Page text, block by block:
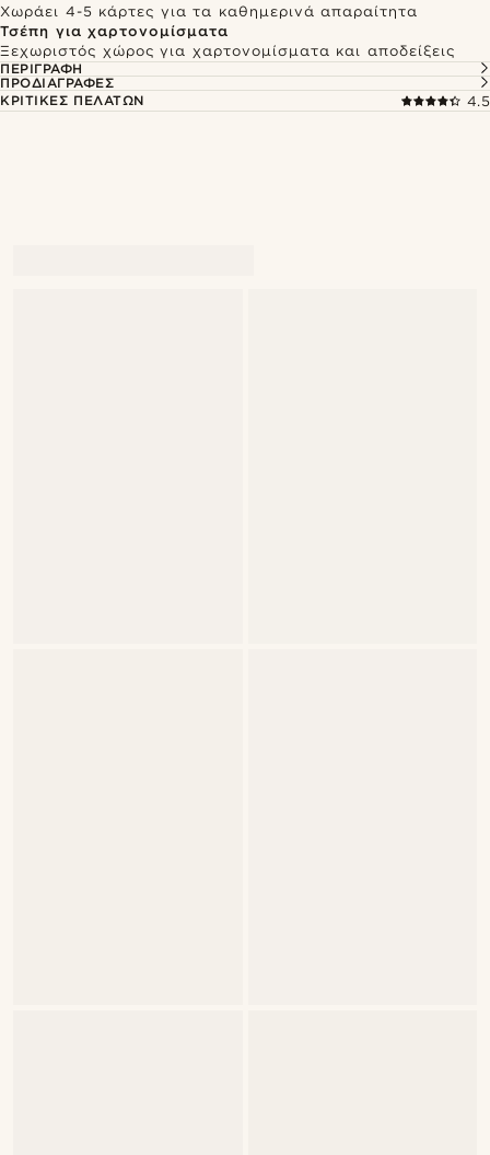
Χωράει 4-5 κάρτες για τα καθημερινά απαραίτητα
Τσέπη για χαρτονομίσματα
Ξεχωριστός χώρος για χαρτονομίσματα και αποδείξεις
ΠΕΡΙΓΡΑΦΉ
ΠΡΟΔΙΑΓΡΑΦΈΣ
ΚΡΙΤΙΚΈΣ ΠΕΛΑΤΏΝ
4.5